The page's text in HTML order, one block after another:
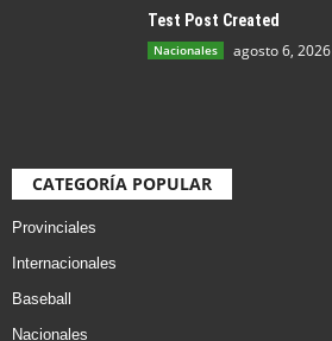
Test Post Created
Nacionales agosto 6, 2026
CATEGORÍA POPULAR
Provinciales
Internacionales
Baseball
Nacionales